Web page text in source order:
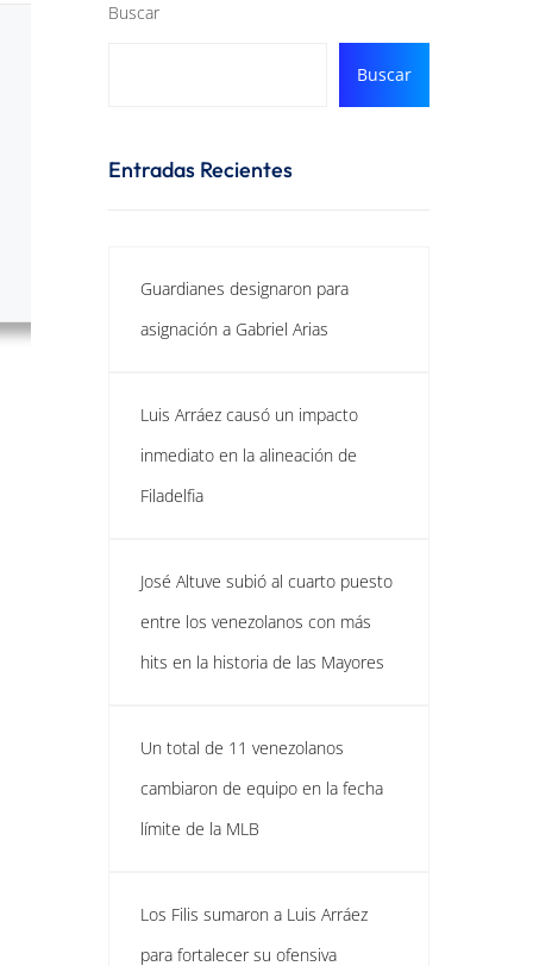
Buscar
Buscar
Entradas Recientes
Guardianes designaron para
asignación a Gabriel Arias
Luis Arráez causó un impacto
inmediato en la alineación de
Filadelfia
José Altuve subió al cuarto puesto
entre los venezolanos con más
hits en la historia de las Mayores
Un total de 11 venezolanos
cambiaron de equipo en la fecha
límite de la MLB
Los Filis sumaron a Luis Arráez
para fortalecer su ofensiva